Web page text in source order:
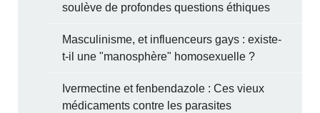
soulève de profondes questions éthiques
Masculinisme, et influenceurs gays : existe-
t-il une "manosphère" homosexuelle ?
Ivermectine et fenbendazole : Ces vieux
médicaments contre les parasites